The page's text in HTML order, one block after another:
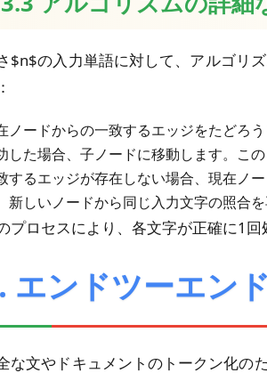
$n$の入力単語に対して、アルゴリ
ノードからの一致するエッジをたどろう
した場合、子ノードに移動します。こ
するエッジが存在しない場合、現在ノ
新しいノードから同じ入力文字の照合を
プロセスにより、各文字が正確に1
エンドツーエン
な文やドキュメントのトークン化の